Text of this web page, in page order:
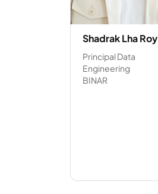
Shadrak Lha Roy
Principal Data
Engineering
BINAR